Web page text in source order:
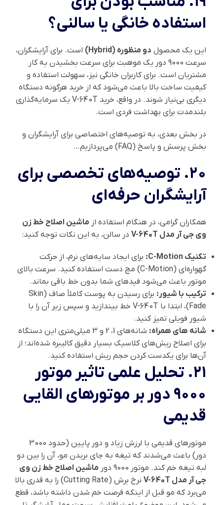
استفاده خانگی یا سالنی؟
این یک محصول دو منظوره (Hybrid)
است. برای آرایشگران،
سرعت 9000 دور یک موهبت برای سرعت بخشیدن به کار
مشتریان است. برای کاربران خانگی نیز، سهولت استفاده و
کیفیت ساخت بالا باعث می‌شود که از خرید هرگونه دستگاه
دیگری بی‌نیاز شوند. در واقع، خرید V-640T یک سرمایه‌گذاری
بلندمدت برای بهداشت فردی است.
در بخش بعدی، به توصیه‌های اختصاصی برای آرایشگران و
بخش پرسش و پاسخ (FAQ) می‌پردازیم…
۲۰. توصیه‌های تخصصی برای
آرایشگران حرفه‌ای
همکاران گرامی، در هنگام استفاده از ماشین اصلاح خط زن
وی جی آر مدل V-640T
در سالن، به این نکات توجه کنید:
تکنیک C-Motion:
برای ایجاد سایه‌های نرم، از حرکت
گهواره‌ای (C-Motion) مچ دست استفاده کنید. سرعت بالای
موتور باعث می‌شود فیدهای شما بدون خط باقی بماند.
ترکیب با شیور:
برای رسیدن به پوست کاملاً صاف (Skin
Fade)، ابتدا با V-640T خط بیندازید و سپس زیر آن را با
شیور فویلی تمیز کنید.
شانه های همراه:
شانه‌های 1، 2 و 3 میلی‌متری این دستگاه
برای اصلاح ریش‌های کلاسیک بسیار دقیق کالیبره شده‌اند؛ از
آن‌ها برای یکدست کردن حجم ریش استفاده کنید.
۲۱. تحلیل علمی تاثیر موتور
۹۰۰۰ دور بر موتورهای القایی
قدیمی
موتورهای قدیمی با لرزش زیاد و دور پایین (حدود 3000
دور) باعث می‌شدند که تیغه به جای بریدن مو، آن را بین دو
لبه تیغه خم کند. موتور 9000 دور
ماشین اصلاح خط زن وی
جی آر مدل V-640T
نرخ برش (Cutting Rate) را به قدری بالا
می‌برد که مو قبل از اینکه فرصت خم شدن داشته باشد، قطع